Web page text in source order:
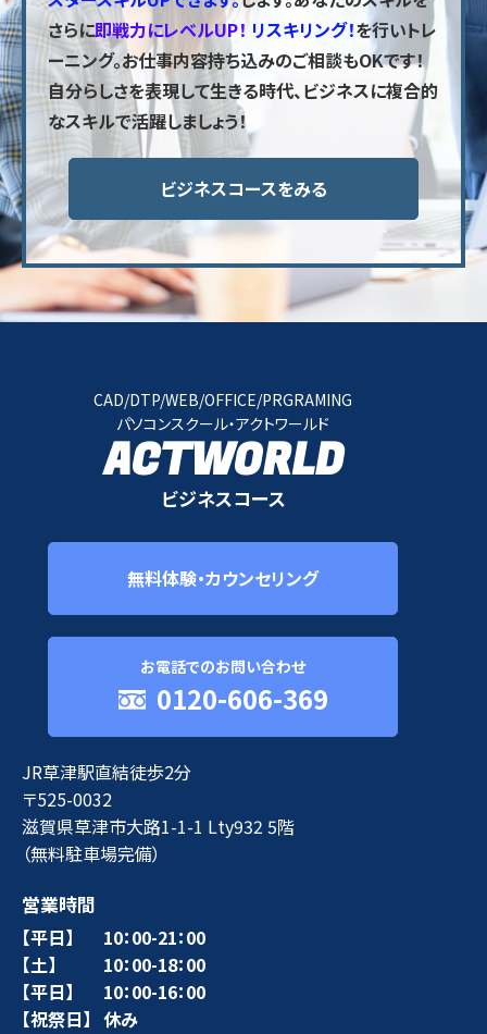
さらに即戦力にレベルUP！ リスキリング！を行いトレ
ーニング。お仕事内容持ち込みのご相談もOKです！
自分らしさを表現して生きる時代、ビジネスに複合的
なスキルで活躍しましょう！
ビジネスコースをみる
CAD/DTP/WEB/OFFICE/PRGRAMING
パソコンスクール・アクトワールド
ACTWORLD
ビジネスコース
無料体験・カウンセリング
お電話でのお問い合わせ
0120-606-369
JR草津駅直結徒歩2分
〒525-0032
滋賀県草津市大路1-1-1 Lty932 5階
（無料駐車場完備）
営業時間
【平日】
10：00-21：00
【土】
10：00-18：00
【平日】
10：00-16：00
【祝祭日】 休み